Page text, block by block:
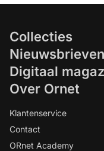
Collecties
Nieuwsbrieven
Digitaal
Over Ornet
Klantenservice
Contact
ORnet Academy